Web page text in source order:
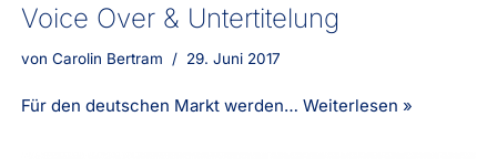
Voice Over & Untertitelung
vonCarolin Bertram 29. Juni 2017
Für den deutschen Markt werden…Weiterlesen »